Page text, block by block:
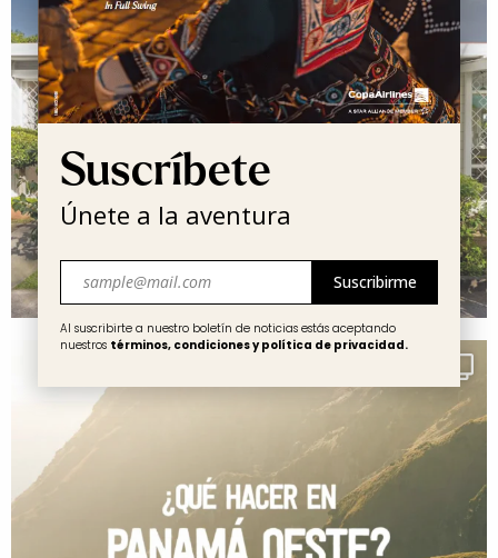
Suscríbete
Únete a la aventura
electrónico
Al suscribirte a nuestro boletín de noticias estás aceptando
nuestros términos, condiciones y política de privacidad.